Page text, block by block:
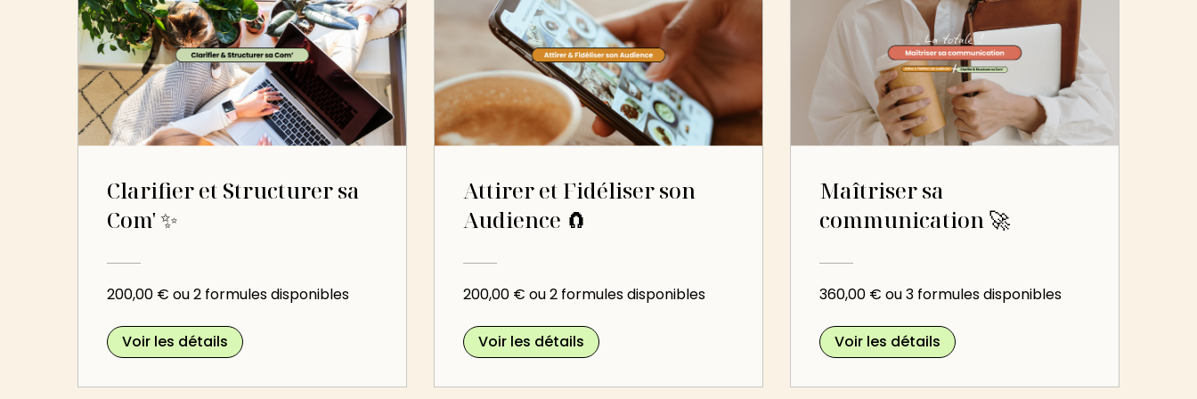
Clarifier et Structurer sa
Com' ✨
200,00 € ou 2 formules disponibles
Voir les détails
Attirer et Fidéliser son
Audience 🧲
200,00 € ou 2 formules disponibles
Voir les détails
Maîtriser sa
communication 🚀
360,00 € ou 3 formules disponibles
Voir les détails